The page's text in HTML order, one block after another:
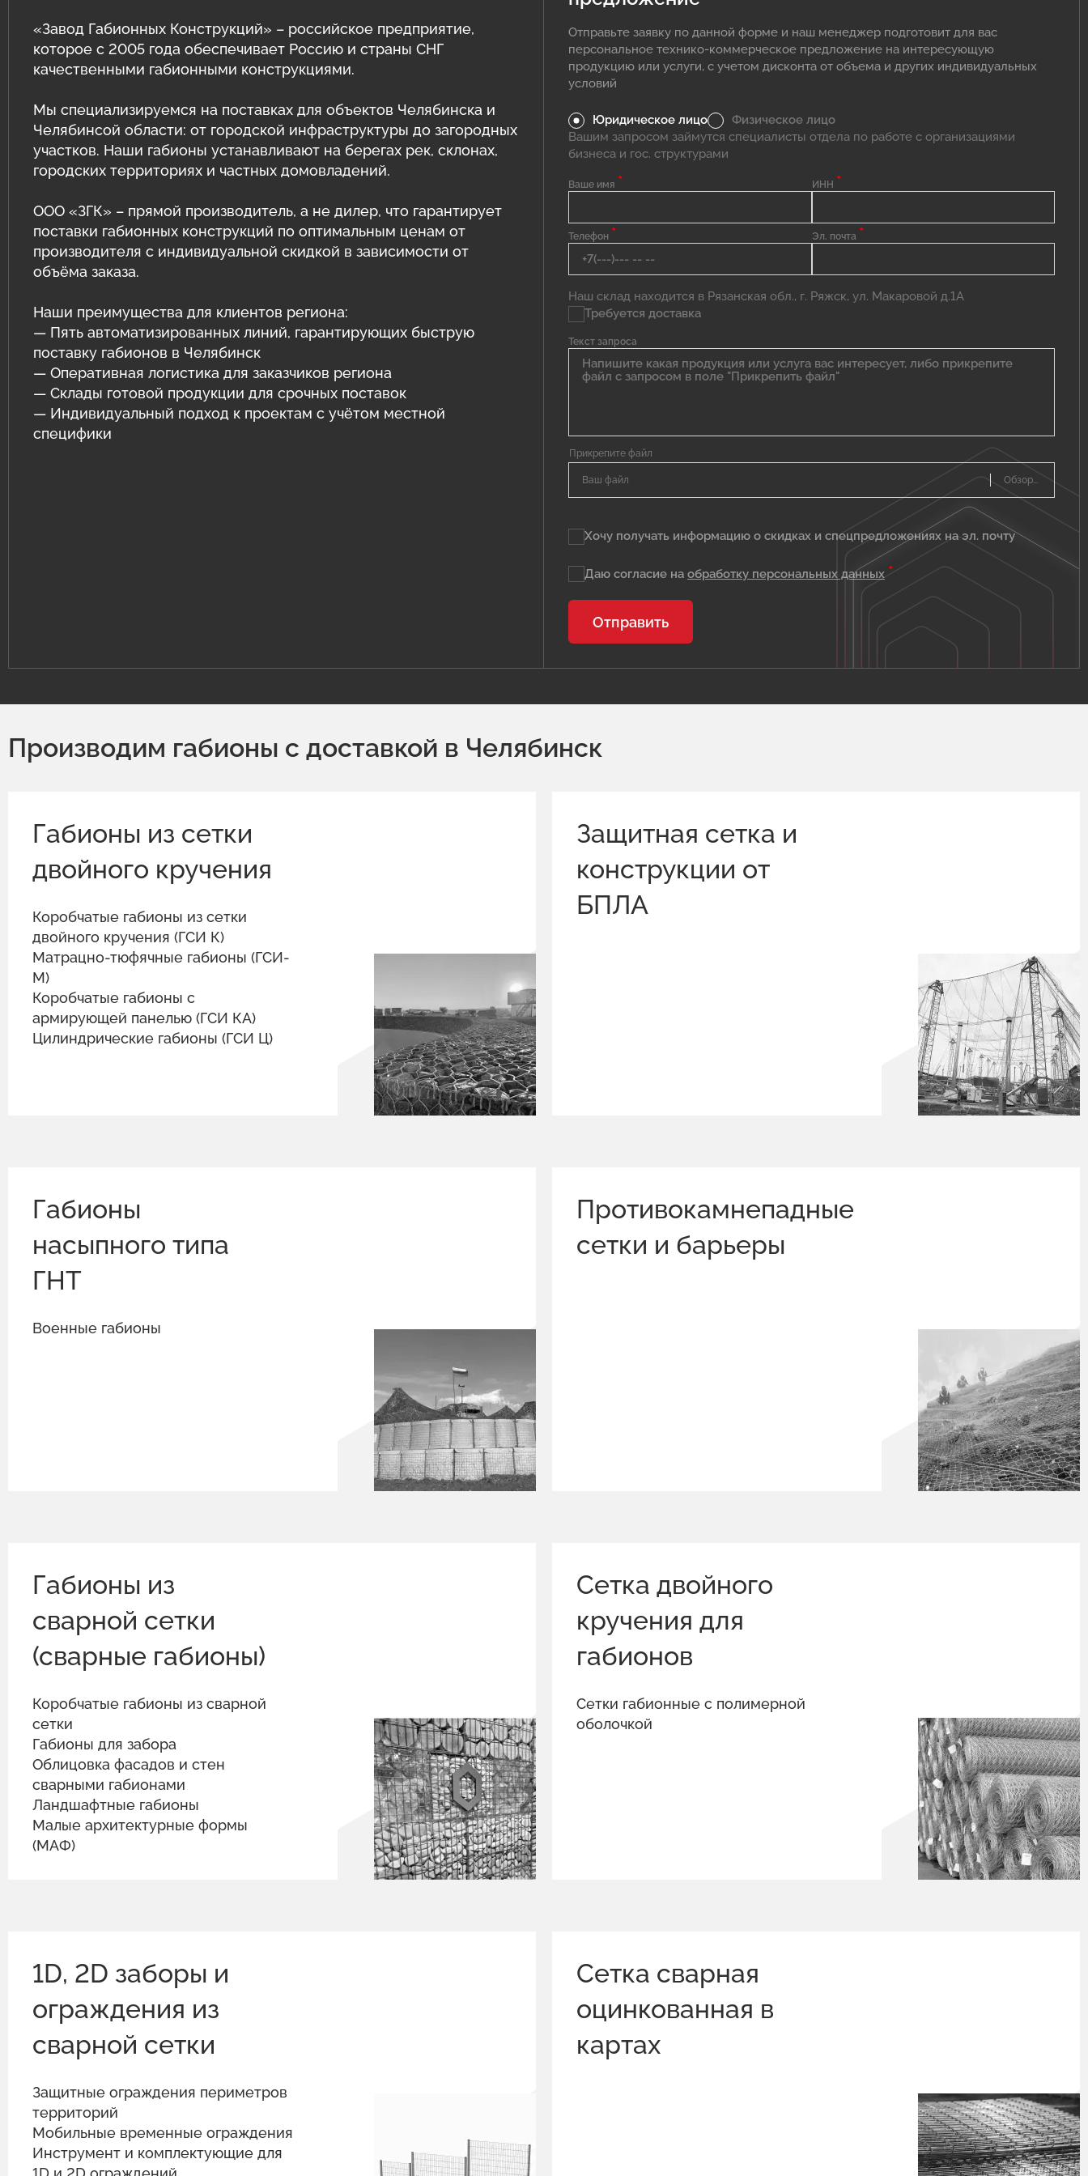
сетки
Сетка двойного кручения для
габионов
Сетка сварная оцинкованная в картах
Геоматы РЕКОН-М
Инструмент и комплектующие для
габионов
Геотехнические расчёты
Программный комплекс GEO5
Эрклёз для габионов
«Завод Габионных Конструкций» – российское предприятие,
которое с 2005 года обеспечивает Россию и страны СНГ
качественными габионными конструкциями.
Мы специализируемся на поставках для объектов Челябинска и
Челябинсой области: от городской инфраструктуры до загородных
участков. Наши габионы устанавливают на берегах рек, склонах,
городских территориях и частных домовладений.
ООО «ЗГК» – прямой производитель, а не дилер, что гарантирует
поставки габионных конструкций по оптимальным ценам от
производителя с индивидуальной скидкой в зависимости от
объёма заказа.
Наши преимущества для клиентов региона:
— Пять автоматизированных линий, гарантирующих быструю
поставку габионов в Челябинск
— Оперативная логистика для заказчиков региона
— Склады готовой продукции для срочных поставок
— Индивидуальный подход к проектам с учётом местной
специфики
Отправьте заявку по данной форме и наш менеджер подготовит для вас
персональное технико-коммерческое предложение на интересующую
продукцию или услуги, с учетом дисконта от объема и других индивидуальных
условий
Юридическое лицо
Физическое лицо
Вашим запросом займутся специалисты отдела по работе с организациями
бизнеса и гос. структурами
Ваше имя * ИНН *
Телефон * Эл. почта *
Наш склад находится в Рязанская обл., г. Ряжск, ул. Макаровой д.1А
Требуется доставка
Текст запроса
Ваш файл
Хочу получать информацию о скидках и спецпредложениях на эл. почту
Даю согласие на обработку персональных данных *
Отправить
Производим габионы с доставкой в Челябинск
Габионы из сетки
двойного кручения
Коробчатые габионы из сетки
двойного кручения (ГСИ К)
Матрацно-тюфячные габионы (ГСИ-
М)
Коробчатые габионы с
армирующей панелью (ГСИ КА)
Цилиндрические габионы (ГСИ Ц)
Защитная сетка и
конструкции от
БПЛА
Габионы
насыпного типа
ГНТ
Военные габионы
Противокамнепадные
сетки и барьеры
Габионы из
сварной сетки
(сварные габионы)
Коробчатые габионы из сварной
сетки
Габионы для забора
Облицовка фасадов и стен
сварными габионами
Ландшафтные габионы
Малые архитектурные формы
(МАФ)
Сетка двойного
кручения для
габионов
Сетки габионные с полимерной
оболочкой
1D, 2D заборы и
ограждения из
сварной сетки
Защитные ограждения периметров
территорий
Мобильные временные ограждения
Инструмент и комплектующие для
Сетка сварная
оцинкованная в
картах